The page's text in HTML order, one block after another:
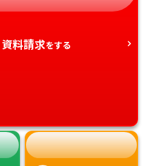
静岡県
愛知県
和歌山県
徳島県
香川県
大分県
宮崎県
資料請求をする